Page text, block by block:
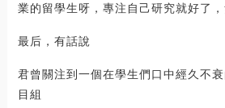
業的留學生呀，專注自己研究就好了，
最后，有話說
君曾關注到一個在學生們口中經久
目組